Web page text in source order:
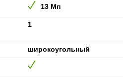
13 Мп
1
широкоугольный